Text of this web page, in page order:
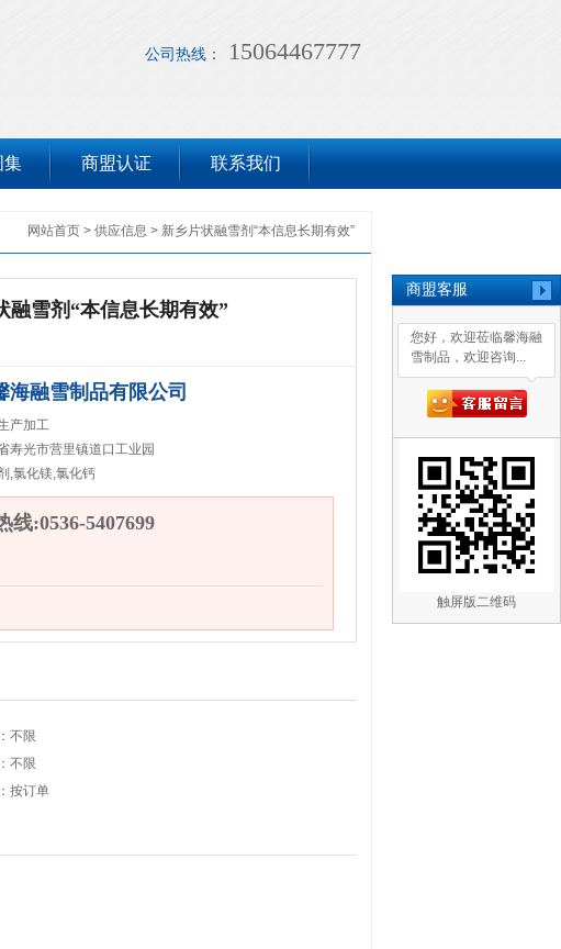
商盟客服
您好，欢迎莅临馨海融
雪制品，欢迎咨询...
触屏版二维码
公司热线： 15064467777
集 商盟认证 联系我们
网站首页 > 供应信息 > 新乡片状融雪剂“本信息长期有效”
融雪剂“本信息长期有效”
海融雪制品有限公司
产加工
寿光市营里镇道口工业园
,氯化镁,氯化钙
线:0536-5407699
不限
不限
按订单